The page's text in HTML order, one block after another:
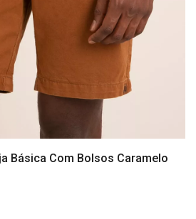
Básica Com Bolsos Caramelo